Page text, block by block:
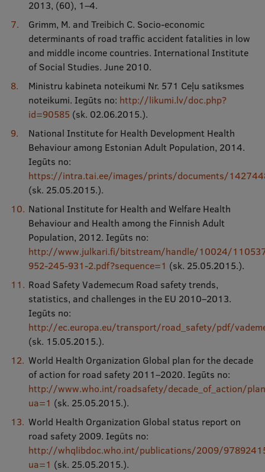
2013, (60), 1–4.
Grimm, M. and Treibich C. Socio-economic
determinants of road traffic accident fatalities in low
and middle income countries. International Institute
of Social Studies. June 2010.
Ministru kabineta noteikumi Nr. 571 Ceļu satiksmes
noteikumi. Iegūts no: http://likumi.lv/doc.php?
id=90585 (sk. 02.06.2015.).
National Institute for Health Development Health
Behaviour among Estonian Adult Population, 2014.
Iegūts no:
https://intra.tai.ee/images/prints/documents/
(sk. 25.05.2015.).
National Institute for Health and Welfare Health
Behaviour and Health among the Finnish Adult
Population, 2012. Iegūts no:
http://www.julkari.fi/bitstream/handle/10024/
952-245-931-2.pdf?sequence=1 (sk. 25.05.2015.).
Road Safety Vademecum Road safety trends,
statistics, and challenges in the EU 2010–2013.
Iegūts no:
http://ec.europa.eu/transport/road_safety/pdf/
(sk. 15.05.2015.).
World Health Organization Global plan for the decade
of action for road safety 2011–2020. Iegūts no:
http://www.who.int/roadsafety/decade_of_action/
ua=1 (sk. 25.05.2015.).
World Health Organization Global status report on
road safety 2009. Iegūts no:
http://whqlibdoc.who.int/publications/2009/
ua=1 (sk. 25.05.2015.).